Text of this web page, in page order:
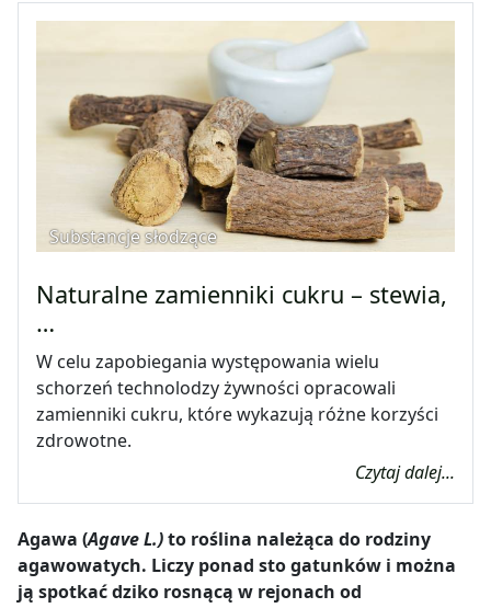
Substancje słodzące
Naturalne zamienniki cukru – stewia,
…
W celu zapobiegania występowania wielu
schorzeń technolodzy żywności opracowali
zamienniki cukru, które wykazują różne korzyści
zdrowotne.
Czytaj dalej...
Agawa (Agave L.)to roślina należąca do rodziny
agawowatych. Liczy ponad sto gatunków i można
ją spotkać dziko rosnącą w rejonach od